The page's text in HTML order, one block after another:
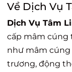
Về Dịch Vụ
Dịch Vụ Tâm
cấp mâm cúng
như mâm cúng
trương, động